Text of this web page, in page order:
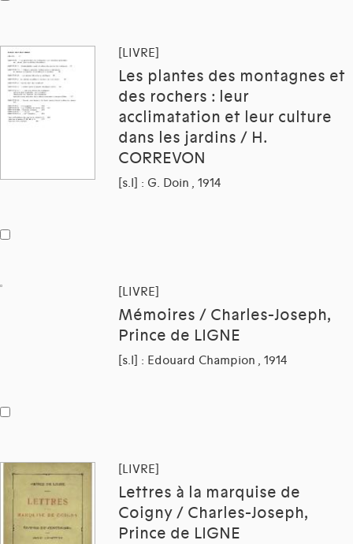
[LIVRE]
Les plantes des montagnes et
des rochers : leur
acclimatation et leur culture
dans les jardins / H.
CORREVON
[s.l] : G. Doin , 1914
[LIVRE]
Mémoires / Charles-Joseph,
Prince de LIGNE
[s.l] : Edouard Champion , 1914
[LIVRE]
Lettres à la marquise de
Coigny / Charles-Joseph,
Prince de LIGNE